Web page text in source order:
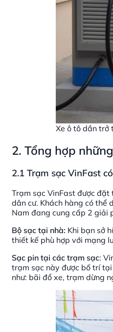
Xe ô tô dần trở
2. Tổng hợp
2.1 Trạm sạc VinFast
Trạm sạc VinFast được
dân cư. Khách hàng có thể
Nam đang cung cấp 2
Bộ sạc tại nhà: Khi bạn sở
thiết kế phù hợp với mạng
Sạc pin tại các trạm sạc:
trạm sạc này được bố trí
như: bãi đổ xe, trạm dừng